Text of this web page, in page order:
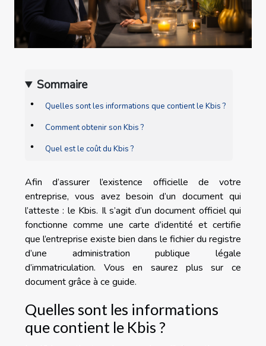
Sommaire
Quelles sont les informations que contient le Kbis ?
Comment obtenir son Kbis ?
Quel est le coût du Kbis ?
Afin d’assurer l’existence officielle de votre
entreprise, vous avez besoin d’un document qui
l’atteste : le Kbis. Il s’agit d’un document officiel qui
fonctionne comme une carte d’identité et certifie
que l’entreprise existe bien dans le fichier du registre
d’une administration publique légale
d’immatriculation. Vous en saurez plus sur ce
document grâce à ce guide.
Quelles sont les informations
que contient le Kbis ?